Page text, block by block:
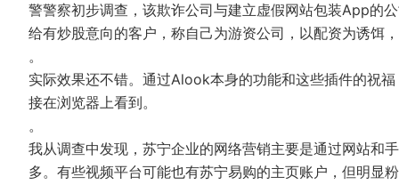
警警察初步调查，该欺诈公司与建立虚假网站包装App的
给有炒股意向的客户，称自己为游资公司，以配资为诱饵
。
实际效果还不错。通过Alook本身的功能和这些插件的祝
接在浏览器上看到。
。
我从调查中发现，苏宁企业的网络营销主要是通过网站和
多。有些视频平台可能也有苏宁易购的主页账户，但明显